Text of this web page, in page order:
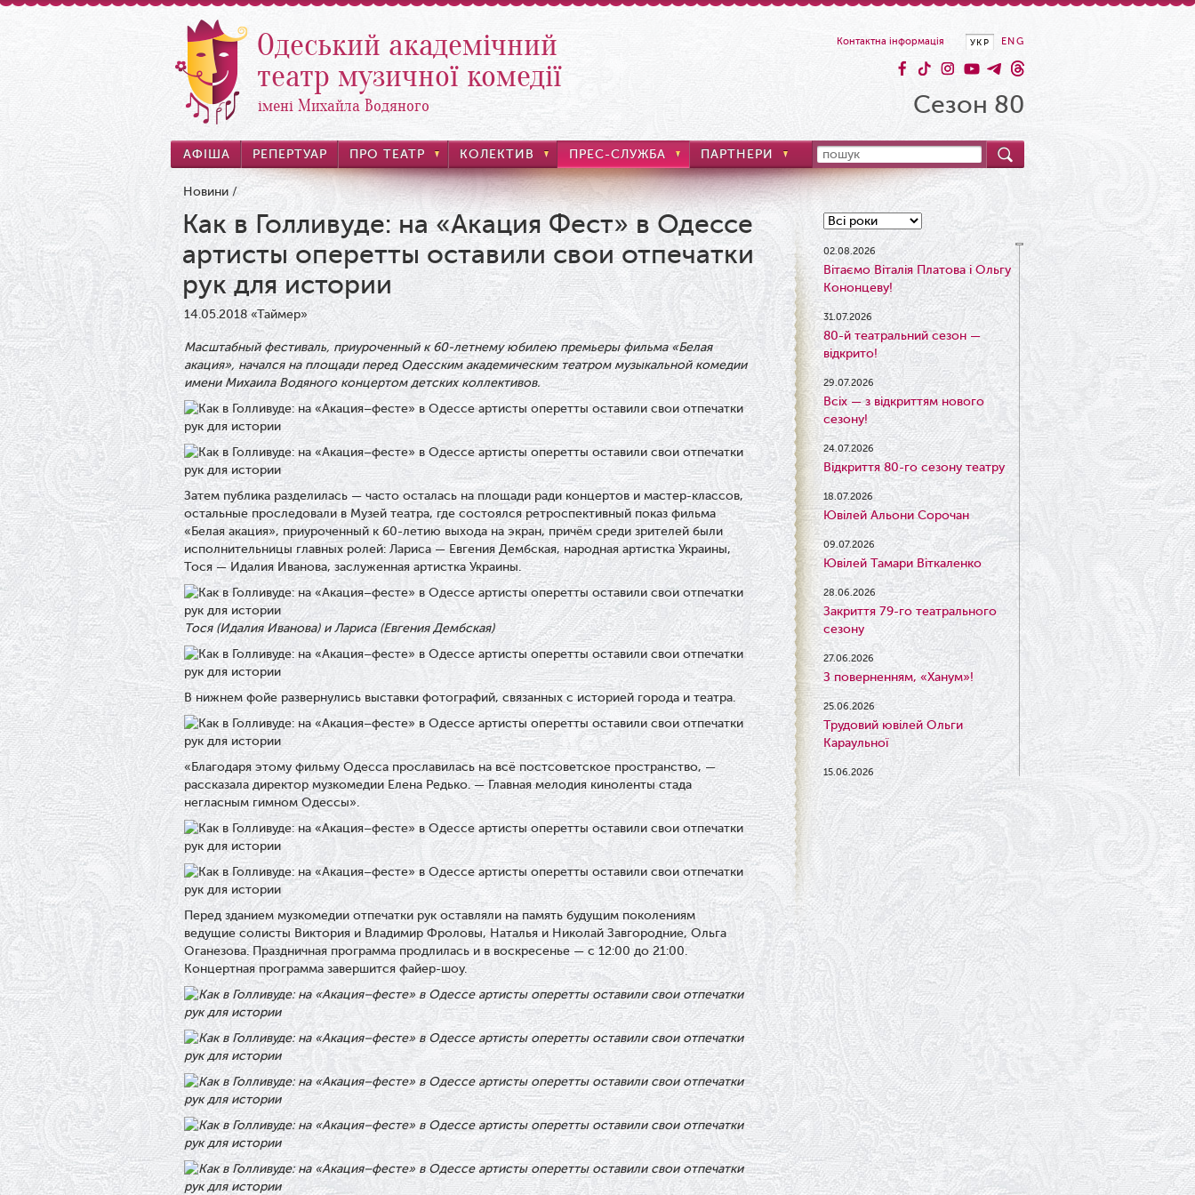
Одеський академічний
театр музичної комедії
імені Михайла Водяного
ENG
УКР
Контактна інформація
Сезон 80
АФІША РЕПЕРТУАР ПРО ТЕАТР КОЛЕКТИВ ПРЕС-СЛУЖБА ПАРТНЕРИ
Новини /
Как в Голливуде: на «Акация Фест» в Одессе
артисты оперетты оставили свои отпечатки
рук для истории
14.05.2018«Таймер»
Масштабный фестиваль, приуроченный к 60-летнему юбилею премьеры фильма «Белая
акация», начался на площади перед Одесским академическим театром музыкальной комедии
имени Михаила Водяного концертом детских коллективов.
Затем публика разделилась — часто осталась на площади ради концертов и мастер-классов,
остальные проследовали в Музей театра, где состоялся ретроспективный показ фильма
«Белая акация», приуроченный к 60-летию выхода на экран, причём среди зрителей были
исполнительницы главных ролей: Лариса — Евгения Дембская, народная артистка Украины,
Тося — Идалия Иванова, заслуженная артистка Украины.
Тося (Идалия Иванова) и Лариса (Евгения Дембская)
В нижнем фойе развернулись выставки фотографий, связанных с историей города и театра.
«Благодаря этому фильму Одесса прославилась на всё постсоветское пространство, —
рассказала директор музкомедии Елена Редько. — Главная мелодия киноленты стада
негласным гимном Одессы».
Перед зданием музкомедии отпечатки рук оставляли на память будущим поколениям
ведущие солисты Виктория и Владимир Фроловы, Наталья и Николай Завгородние, Ольга
Оганезова. Праздничная программа продлилась и в воскресенье — с 12:00 до 21:00.
Концертная программа завершится файер-шоу.
02.08.2026
Вітаємо Віталія Платова і Ольгу
Кононцеву!
31.07.2026
80-й театральний сезон —
відкрито!
29.07.2026
Всіх — з відкриттям нового
сезону!
24.07.2026
Відкриття 80-го сезону театру
18.07.2026
Ювілей Альони Сорочан
09.07.2026
Ювілей Тамари Віткаленко
28.06.2026
Закриття 79-го театрального
сезону
27.06.2026
З поверненням, «Ханум»!
25.06.2026
Трудовий ювілей Ольги
Караульної
15.06.2026
Результати конкурсу
09.06.2026
Вітаємо Ірину Візіренко з
народженням дівчинки!
01.06.2026
Дякуємо за свято!
01.06.2026
Графік роботи каси 1 червня
31.05.2026
Ювілей Олени Редько
30.05.2026
Ювілей Станіслава Зайцева
28.05.2026
Вітаємо Олександра Кабакова
з прем'єрою!
19.05.2026
Ювілей Володимира
Кондратьєва